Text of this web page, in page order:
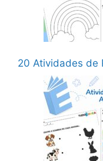
20 Atividades de